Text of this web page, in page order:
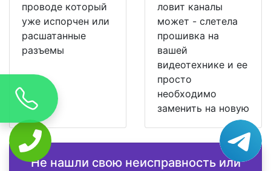
проводе который
уже испорчен или
расшатанные
разъемы
ловит каналы
может - слетела
прошивка на
вашей
видеотехнике и ее
просто
необходимо
заменить на новую
Не нашли свою неисправность или